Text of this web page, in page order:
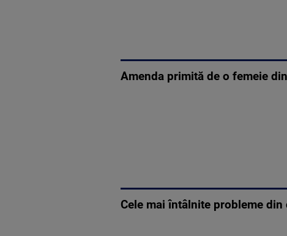
Amenda primită de o femeie
Cele mai întâlnite probleme